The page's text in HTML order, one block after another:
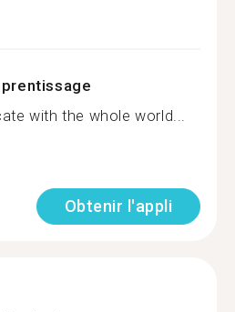
with the whole world...
Obtenir l'appli